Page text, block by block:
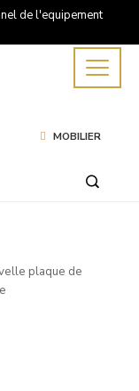
de l'equipement
MOBILIER
plaque de